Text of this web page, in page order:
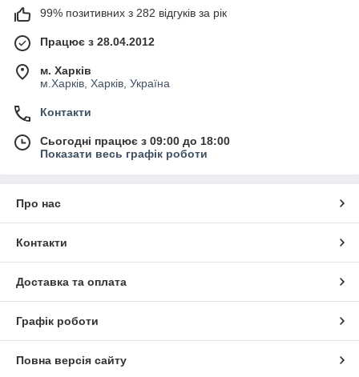
99% позитивних з 282 відгуків за рік
Працює з 28.04.2012
м. Харків
м.Харків, Харків, Україна
Контакти
Сьогодні працює з 09:00 до 18:00
Показати весь графік роботи
Про нас
Контакти
Доставка та оплата
Графік роботи
Повна версія сайту